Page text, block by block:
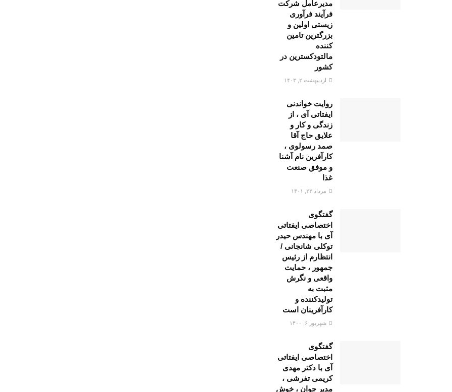
مدیرعامل شرکت
فرآیند فرآوری
زیستی اولین و
بزرگترین تامین
کننده
مالتودکسترین در
کشور
اردیبهشت ۲, ۱۴۰۳
روایت خواندنی
ایفتاتی آی ، از
زندگی و کار و
علایق حاج آقا
صمد رسولوی ،
کارآفرین نام آشنا
و موفق صنعت
غذا
مرداد ۲۳, ۱۴۰۱
گفتگوی
اختصاصی ایفتاتی
آی با مهندس حیدر
توکلی شانجانی /
انتظارم از رئیس
جمهور ، حمایت
واقعی و نگرش
مثبت به
تولیدکننده و
کارآفرینان است
شهریور ۶, ۱۴۰۰
گفتگوی
اختصاصی ایفتاتی
آی با دکتر مهدی
کریمی تفرشی ،
مدیر جوان ، خوش